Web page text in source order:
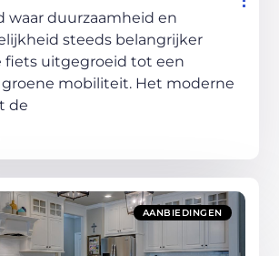
waar duurzaamheid en
steeds belangrijker
fiets uitgegroeid tot een
mobiliteit. Het moderne
de
AANBIEDINGEN